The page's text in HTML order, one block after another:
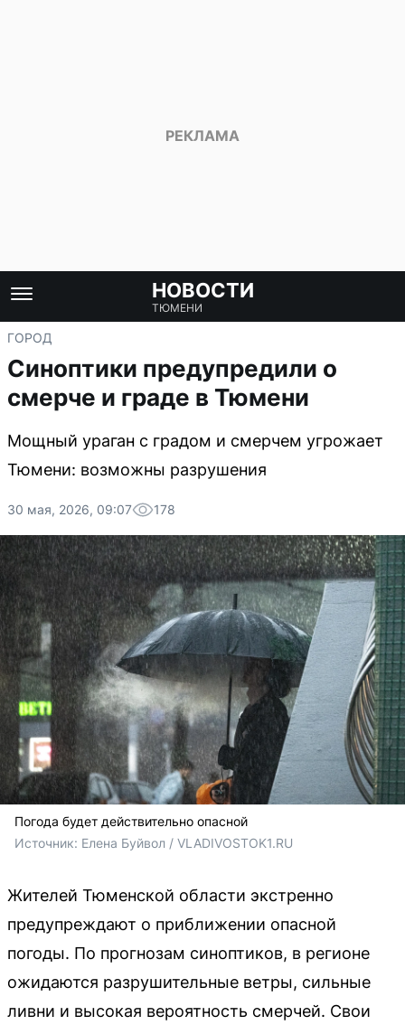
НОВОСТИ
ТЮМЕНИ
ГОРОД
Синоптики предупредили о
смерче и граде в Тюмени
Мощный ураган с градом и смерчем угрожает
Тюмени: возможны разрушения
30 мая, 2026, 09:07 178
Погода будет действительно опасной
Источник: Елена Буйвол / VLADIVOSTOK1.RU
Жителей Тюменской области экстренно
предупреждают о приближении опасной
погоды. По прогнозам синоптиков, в регионе
ожидаются разрушительные ветры, сильные
ливни и высокая вероятность смерчей. Свои